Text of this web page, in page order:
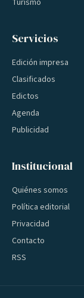
Turismo
Servicios
Edición impresa
Clasificados
Edictos
Agenda
Publicidad
Institucional
Quiénes somos
Política editorial
Privacidad
Contacto
RSS